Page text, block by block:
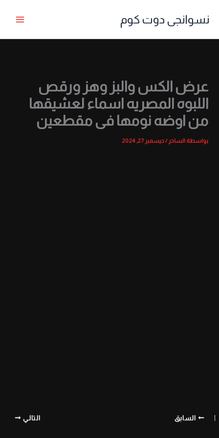
نسوانجى دوت كوم
عرض الكس والبز وهز ورقص
اللبوه المصريه اسماء لعشيقها
من اوضه نومها فى مقطعين
بواسطة الساحر/ديسمبر 27, 2024
السابق التالي